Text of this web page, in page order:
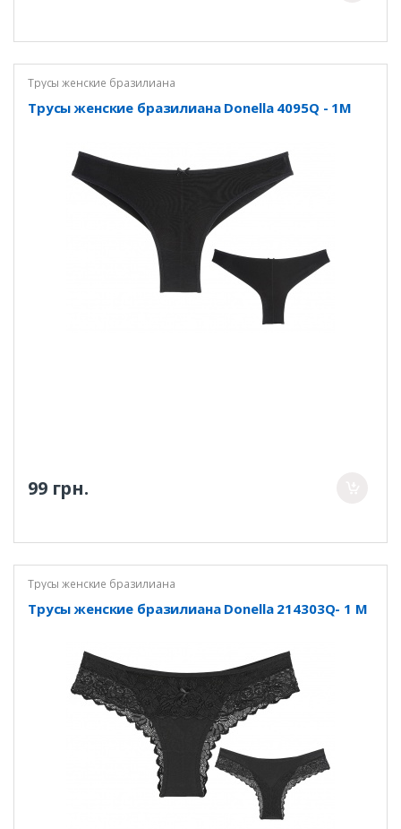
Трусы женские бразилиана
Трусы женские бразилиана Donella 4095Q - 1M
99 грн.
Трусы женские бразилиана
Трусы женские бразилиана Donella 214303Q- 1 M